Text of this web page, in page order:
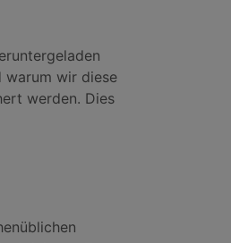
warum wir diese
werden. Dies